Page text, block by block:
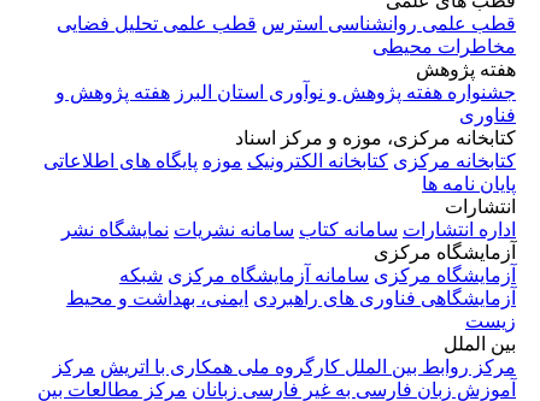
قطب علمی روانشناسی استرس قطب علمی تحلیل فضایی
مخاطرات محیطی
هفته پژوهش
جشنواره هفته پژوهش و نوآوری استان البرز هفته پژوهش و
فناوری
کتابخانه مرکزی، موزه و مرکز اسناد
کتابخانه مرکزی کتابخانه الکترونیک موزه پایگاه های اطلاعاتی
پایان نامه ها
انتشارات
اداره انتشارات سامانه کتاب سامانه نشریات نمایشگاه نشر
آزمایشگاه مرکزی
آزمایشگاه مرکزی سامانه آزمایشگاه مرکزی شبکه
آزمایشگاهی فناوری های راهبردی ایمنی، بهداشت و محیط
زیست
بین الملل
مرکز روابط بین الملل کارگروه ملی همکاری با اتریش مرکز
آموزش زبان فارسی به غیر فارسی زبانان مرکز مطالعات بین